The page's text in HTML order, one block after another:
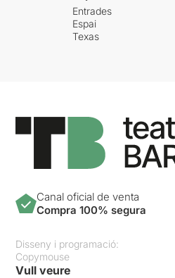
Entrades
Espai
Texas
Canal oficial de venta
Compra 100% segura
Disseny i programació:
Copymouse
Vull veure